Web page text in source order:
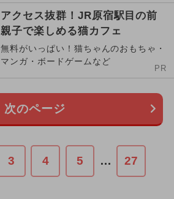
アクセス抜群！JR原宿駅目の前
親子で楽しめる猫カフェ
無料がいっぱい！猫ちゃんのおもちゃ・
マンガ・ボードゲームなど
PR
次のページ
3 4 5 … 27